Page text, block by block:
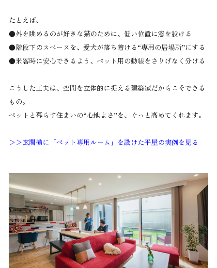
たとえば、
●外を眺めるのが好きな猫のために、低い位置に窓を設ける
●階段下のスペースを、愛犬が落ち着ける“専用の居場所”にする
●来客時に安心できるよう、ペット用の動線をさりげなく分ける
こうした工夫は、空間を立体的に捉える建築家だからこそできる
もの。
ペットと暮らす住まいの“心地よさ”を、ぐっと高めてくれます。
＞＞玄関横に「ペット専用ルーム」を設けた平屋の実例を見る